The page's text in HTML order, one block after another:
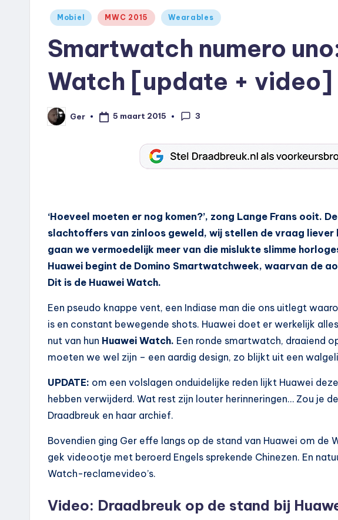
Geplaatst
Mobiel MWC 2015 Wearables
Smartwatch numero
Watch [update + video]
Geplaatst
door
Ger 5 maart 2015 3
‘Hoeveel moeten er nog komen?’, zong Lange Frans ooit.
slachtoffers van zinloos geweld, wij stellen de vraag liever
gaan we vermoedelijk meer van die mislukte slimme
Huawei begint de Domino Smartwatchweek, waarvan de
Dit is de Huawei Watch.
Een pseudo knappe vent, een Indiase man die ons uitlegt
is en constant bewegende shots. Huawei doet er werkelijk
nut van hun Huawei Watch. Een ronde smartwatch, draaiend
moeten we wel zijn – een aardig design, zo blijkt uit een
UPDATE: om een volslagen onduidelijke reden lijkt Huawei
hebben verwijderd. Wat rest zijn louter herinneringen… Zou je
Draadbreuk en haar archief.
Bovendien ging Ger effe langs op de stand van Huawei om de
gek videootje met beroerd Engels sprekende Chinezen. En
Watch-reclamevideo’s.
Video: Draadbreuk op de stand bij